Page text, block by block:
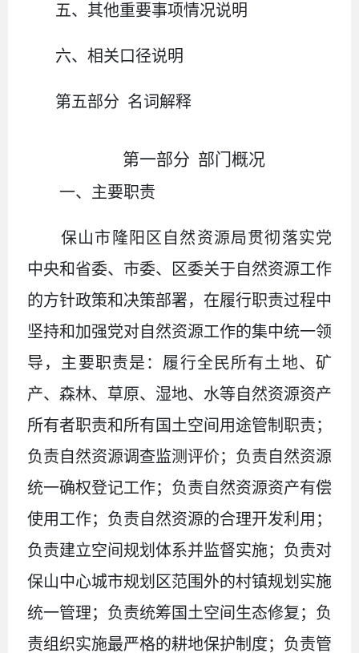
五、 其他重要事项情况说明
六、相关口径说明
第五部分 名词解释
第一部分 部门概况
一、主要职责
保山市隆阳区自然资源局贯彻落实党
中央和省委、市委、区委关于自然资源工作
的方针政策和决策部署，在履行职责过程中
坚持和加强党对自然资源工作的集中统一领
导，主要职责是：履行全民所有土地、矿
产、森林、草原、湿地、水等自然资源资产
所有者职责和所有国土空间用途管制职责；
负责自然资源调查监测评价；负责自然资源
统一确权登记工作；负责自然资源资产有偿
使用工作；负责自然资源的合理开发利用；
负责建立空间规划体系并监督实施；负责对
保山中心城市规划区范围外的村镇规划实施
统一管理；负责统筹国土空间生态修复；负
责组织实施最严格的耕地保护制度；负责管